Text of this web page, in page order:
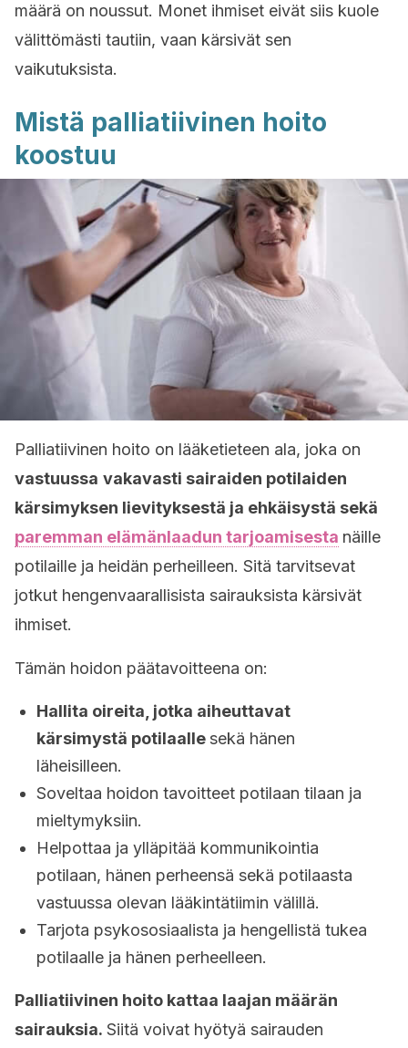
määrä on noussut. Monet ihmiset eivät siis kuole
välittömästi tautiin, vaan kärsivät sen
vaikutuksista.
Mistä palliatiivinen hoito
koostuu
Palliatiivinen hoito on lääketieteen ala, joka on
vastuussa vakavasti sairaiden potilaiden
kärsimyksen lievityksestä ja ehkäisystä sekä
paremman elämänlaadun tarjoamisesta näille
potilaille ja heidän perheilleen. Sitä tarvitsevat
jotkut hengenvaarallisista sairauksista kärsivät
ihmiset.
Tämän hoidon päätavoitteena on:
Hallita oireita, jotka aiheuttavat
kärsimystä potilaallesekä hänen
läheisilleen.
Soveltaa hoidon tavoitteet potilaan tilaan ja
mieltymyksiin.
Helpottaa ja ylläpitää kommunikointia
potilaan, hänen perheensä sekä potilaasta
vastuussa olevan lääkintätiimin välillä.
Tarjota psykososiaalista ja hengellistä tukea
potilaalle ja hänen perheelleen.
Palliatiivinen hoito kattaa laajan määrän
sairauksia. Siitä voivat hyötyä sairauden